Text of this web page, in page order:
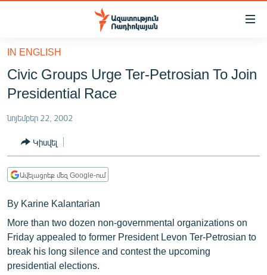
Մատչելիության
հիմնական
բովանդակությանը
Անցնել
հիմնական
մենյուին
ԸՆՏՐՈՒԹՅՈՒՆՆԵՐ 2026
ԻՐԱՎՈՒՆՔ
ՀԱՍԱՐԱԿՈՒԹՅՈՒՆ
ՂԱՐԱԲԱՂ
ՊԱՏԵՐԱԶՄԻ 6 ՇԱԲԱԹՆԵՐԸ
ՏԱՐԱԾԱՇՐՋԱՆ
IN ENGLISH
Civic Groups Urge Ter-Petrosian To Join
Presidential Race
նոյեմբեր 22, 2002
Կիսվել
Ավելացրեք մեզ Google-ում
By Karine Kalantarian
More than two dozen non-governmental organizations on
Friday appealed to former President Levon Ter-Petrosian to
break his long silence and contest the upcoming
presidential elections.